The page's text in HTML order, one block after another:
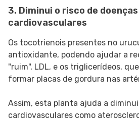
3. Diminui o risco de doenças
cardiovasculares
Os tocotrienois presentes no
antioxidante, podendo ajudar a
"ruim", LDL, e os triglicerídeos,
formar placas de gordura nas
Assim, esta planta ajuda a
cardiovasculares como